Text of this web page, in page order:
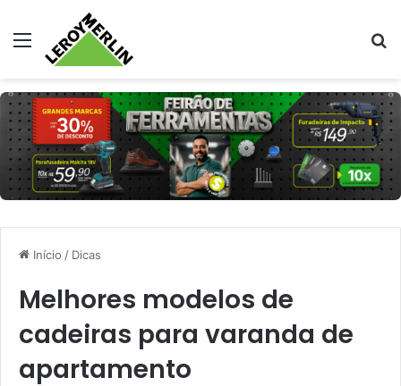
Menu
Início / Dicas
Melhores modelos de
cadeiras para varanda de
apartamento